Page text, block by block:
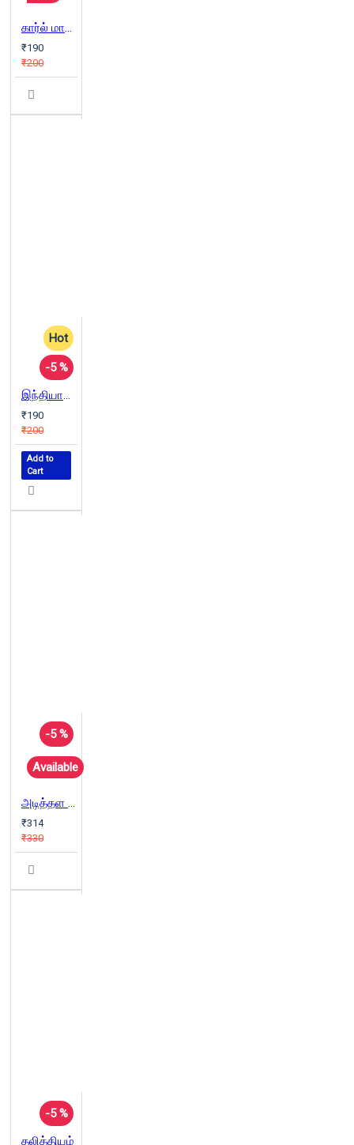
கார்ல் மார்க்ஸ் எளிய அறிமுகம்( COMIC BOOK)
₹190
₹200
Hot
-5 %
இந்தியாவில் சாதிகள்
₹190
₹200
Add to
Cart
-5 %
Available
அடித்தள மக்கள் வரலாறு
₹314
₹330
-5 %
தலித்தியம்